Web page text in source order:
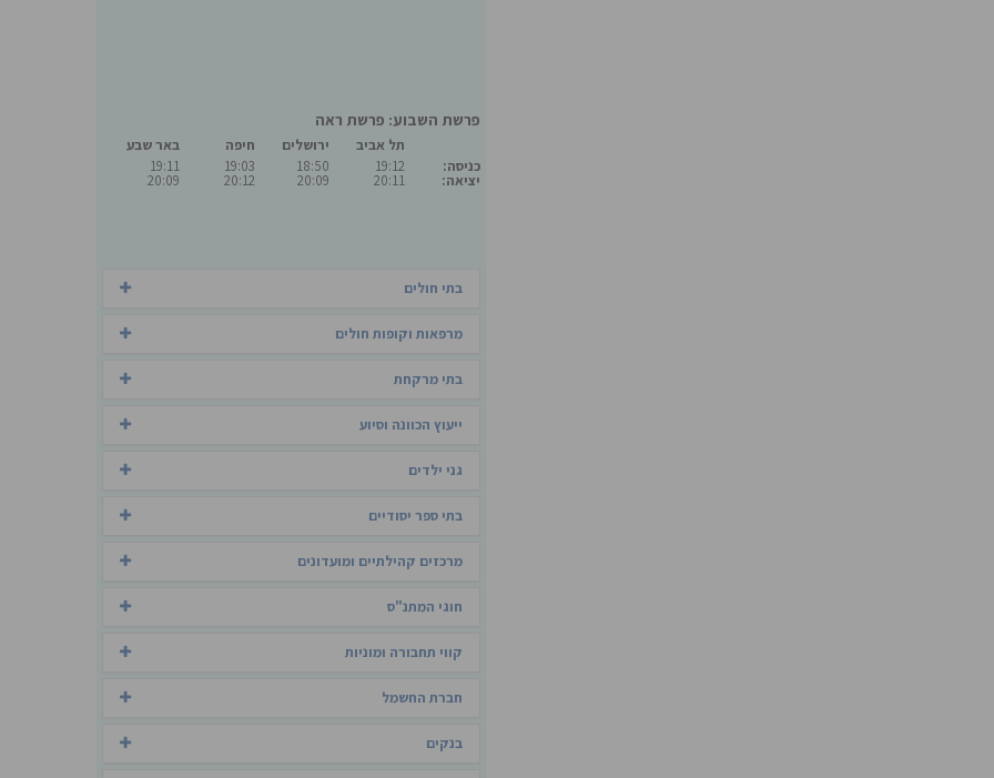
פרשת השבוע: פרשת ראה
כניסה:
יציאה:
תל אביב
19:12
20:11
ירושלים
18:50
20:09
חיפה
19:03
20:12
באר שבע
19:11
20:09
בתי חולים
מרפאות וקופות חולים
בתי מרקחת
ייעוץ הכוונה וסיוע
גני ילדים
בתי ספר יסודיים
מרכזים קהילתיים ומועדונים
חוגי המתנ"ס
קווי תחבורה ומוניות
חברת החשמל
בנקים